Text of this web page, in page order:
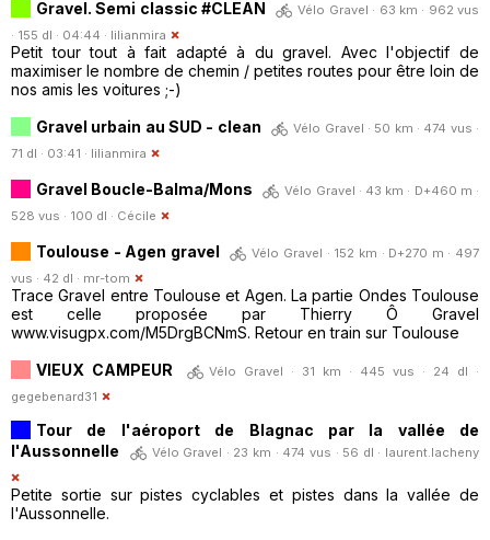
Gravel. Semi classic #CLEAN
Vélo Gravel · 63 km · 962 vus
· 155 dl · 04:44 · lilianmira
Petit tour tout à fait adapté à du gravel. Avec l'objectif de
maximiser le nombre de chemin / petites routes pour être loin de
nos amis les voitures ;-)
Gravel urbain au SUD - clean
Vélo Gravel · 50 km · 474 vus ·
71 dl · 03:41 · lilianmira
Gravel Boucle-Balma/Mons
Vélo Gravel · 43 km · D+460 m ·
528 vus · 100 dl · Cécile
Toulouse - Agen gravel
Vélo Gravel · 152 km · D+270 m · 497
vus · 42 dl · mr-tom
Trace Gravel entre Toulouse et Agen. La partie Ondes Toulouse
est celle proposée par Thierry Ô Gravel
www.visugpx.com/M5DrgBCNmS. Retour en train sur Toulouse
VIEUX CAMPEUR
Vélo Gravel · 31 km · 445 vus · 24 dl ·
gegebenard31
Tour de l'aéroport de Blagnac par la vallée de
l'Aussonnelle
Vélo Gravel · 23 km · 474 vus · 56 dl · laurent.lacheny
Petite sortie sur pistes cyclables et pistes dans la vallée de
l'Aussonnelle.